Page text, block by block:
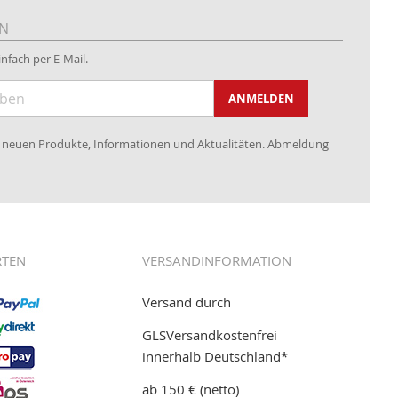
per E-Mail.
ANMELDEN
Produkte, Informationen und Aktualitäten. Abmeldung
VERSANDINFORMATION
Versand durch
GLSVersandkostenfrei
innerhalb Deutschland*
ab 150 € (netto)